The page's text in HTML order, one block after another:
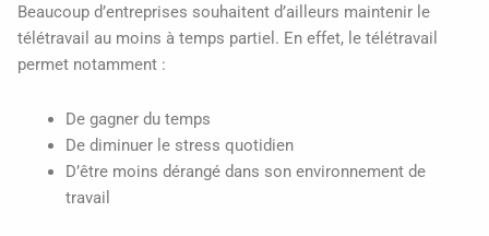
Beaucoup d’entreprises souhaitent d’ailleurs maintenir le
télétravail au moins à temps partiel. En effet, le télétravail
permet notamment :
De gagner du temps
De diminuer le stress quotidien
D’être moins dérangé dans son environnement de
travail